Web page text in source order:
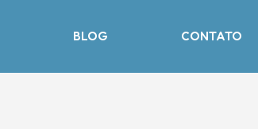
BLOG CONTATO